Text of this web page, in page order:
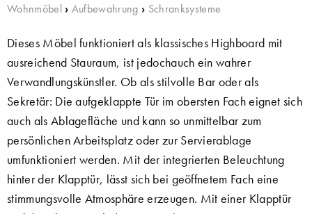
Wohnmöbel› Aufbewahrung › Schranksysteme
Dieses Möbel funktioniert als klassisches Highboard mit
ausreichend Stauraum, ist jedochauch ein wahrer
Verwandlungskünstler. Ob als stilvolle Bar oder als
Sekretär: Die aufgeklappte Tür im obersten Fach eignet sich
auch als Ablagefläche und kann so unmittelbar zum
persönlichen Arbeitsplatz oder zur Servierablage
umfunktioniert werden. Mit der integrierten Beleuchtung
hinter der Klapptür, lässt sich bei geöffnetem Fach eine
stimmungsvolle Atmosphäre erzeugen. Mit einer Klapptür